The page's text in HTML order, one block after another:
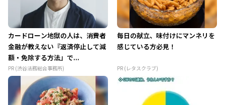
カードローン地獄の人は、消費者
金融が教えない『返済停止して減
額・免除する方法』で...
PR (渋谷法務総合事務所)
毎日の献立、味付けにマンネリを
感じている方必見！
PR (レタスクラブ)